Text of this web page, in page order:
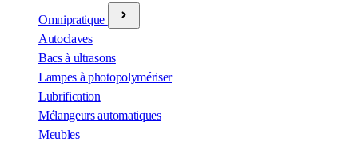
Omnipratique
Autoclaves
Bacs à ultrasons
Lampes à photopolymériser
Lubrification
Mélangeurs automatiques
Meubles